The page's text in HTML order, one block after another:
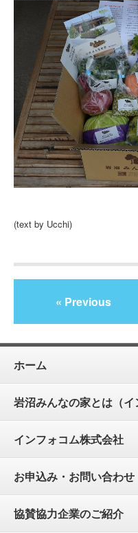
(text by Ucchi)
« Previous
ホーム
岩沼みんなの家とは（イ
インフォコム株式会社
お申込み・お問い合わせ
協賛協力企業のご紹介